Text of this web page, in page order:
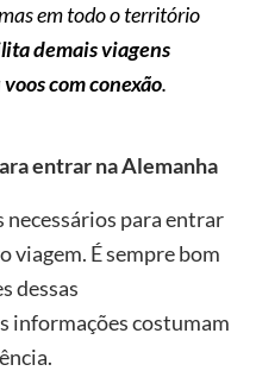
em todo o território
demais viagens
com conexão.
entrar na Alemanha
para entrar
viagem. É sempre bom
dessas
informações costumam